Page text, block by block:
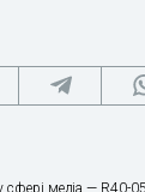
у сфері медіа — R40-